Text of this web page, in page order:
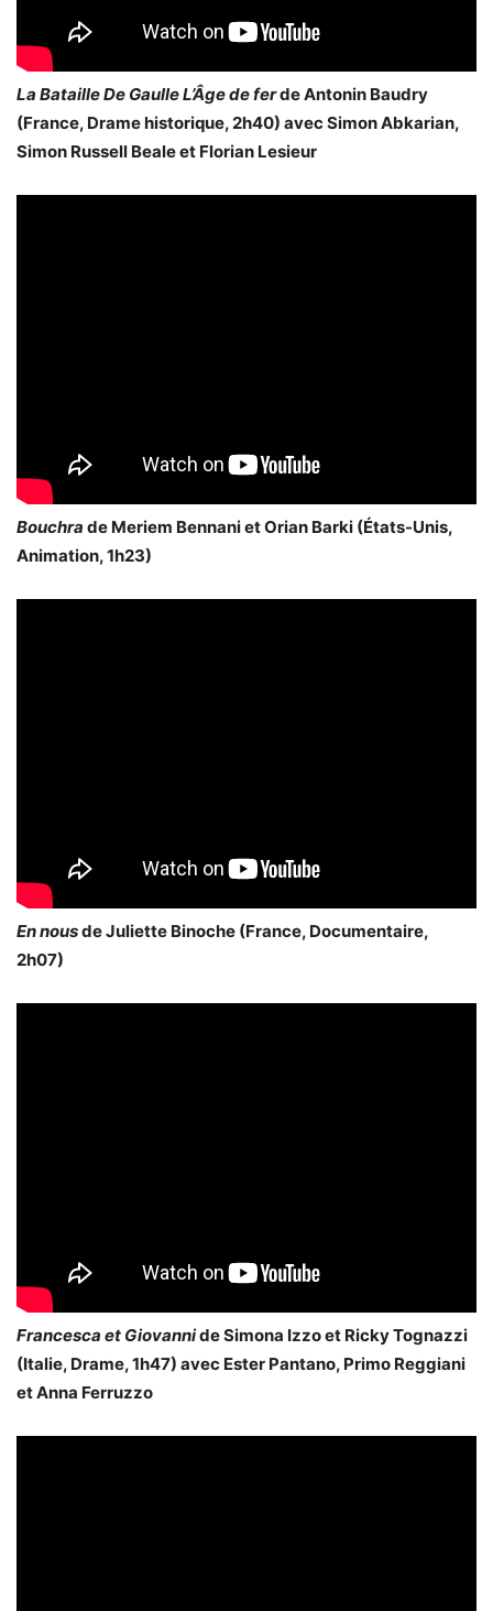
La Bataille De Gaulle L’Âge de ferde Antonin Baudry
(France, Drame historique, 2h40) avec Simon Abkarian,
Simon Russell Beale et Florian Lesieur
Bouchra de Meriem Bennani et Orian Barki (États-Unis,
Animation, 1h23)
En nousde Juliette Binoche (France, Documentaire,
2h07)
Francesca et Giovannide Simona Izzo et Ricky Tognazzi
(Italie, Drame, 1h47) avec Ester Pantano, Primo Reggiani
et Anna Ferruzzo